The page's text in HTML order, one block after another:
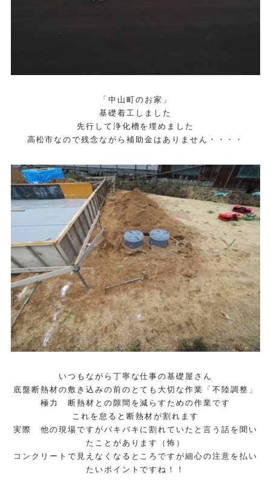
「中山町のお家」
基礎着工しました
先行して浄化槽を埋めました
高松市なので残念ながら補助金はありません・・・・
いつもながら丁寧な仕事の基礎屋さん
底盤断熱材の敷き込みの前のとても大切な作業「不陸調整」
極力 断熱材との隙間を減らすための作業です
これを怠ると断熱材が割れます
実際 他の現場ですがバキバキに割れていたと言う話を聞い
たことがあります（怖）
コンクリートで見えなくなるところですが細心の注意を払い
たいポイントですね！！